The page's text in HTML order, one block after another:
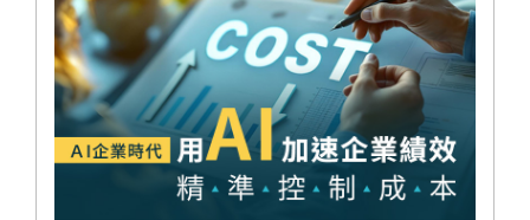
6.如何讓媒體報導公司的福利與新聞?